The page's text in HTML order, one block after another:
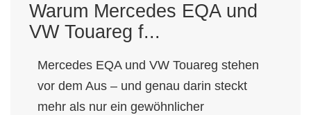
Warum Mercedes EQA und
VW Touareg f...
Mercedes EQA und VW Touareg stehen
vor dem Aus – und genau darin steckt
mehr als nur ein gewöhnlicher